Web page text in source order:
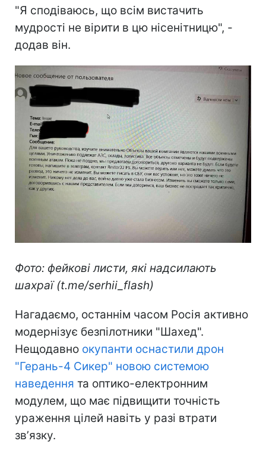
"Я сподіваюсь, що всім вистачить
мудрості не вірити в цю нісенітницю", -
додав він.
Фото: фейкові листи, які надсилають
шахраї (t.me/serhii_flash)
Нагадаємо, останнім часом Росія активно
модернізує безпілотники "Шахед".
Нещодавно окупанти оснастили дрон
"Герань-4 Сикер" новою системою
наведення та оптико-електронним
модулем, що має підвищити точність
ураження цілей навіть у разі втрати
звʼязку.